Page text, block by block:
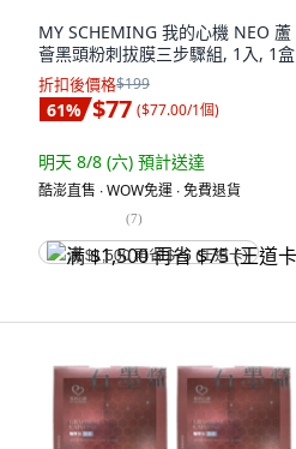
MY SCHEMING 我的心機 NEO 蘆
薈黑頭粉刺拔膜三步驟組, 1入, 1盒
折扣後價格$199
61% $77 ($77.00/1個)
明天 8/8 (六) 預計送達
酷澎直售 ∙ WOW免運 ∙ 免費退貨
(7)
满 $1,500 再省 $75 (王道卡)